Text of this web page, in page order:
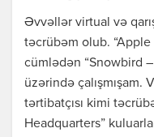
Əvvəllər virtual və
təcrübəm olub.
cümlədən “Snowbird
üzərində çalışmışam.
tərtibatçısı kimi
Headquarters”